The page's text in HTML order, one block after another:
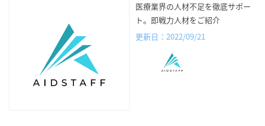
医療業界の人材不足を徹底サポー
ト。即戦力人材をご紹介
更新日：2022/09/21